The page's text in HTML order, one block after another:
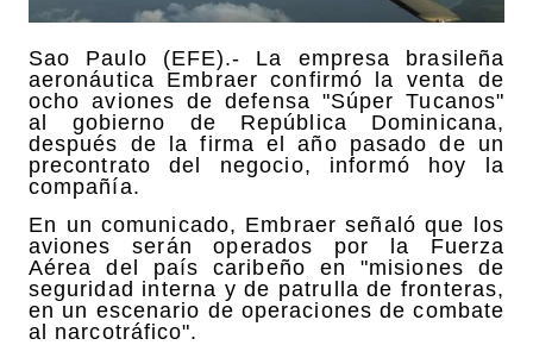
Sao Paulo (EFE).- La empresa brasileña
aeronáutica Embraer confirmó la venta de
ocho aviones de defensa "Súper Tucanos"
al gobierno de República Dominicana,
después de la firma el año pasado de un
precontrato del negocio, informó hoy la
compañía.
En un comunicado, Embraer señaló que los
aviones serán operados por la Fuerza
Aérea del país caribeño en "misiones de
seguridad interna y de patrulla de fronteras,
en un escenario de operaciones de combate
al narcotráfico".